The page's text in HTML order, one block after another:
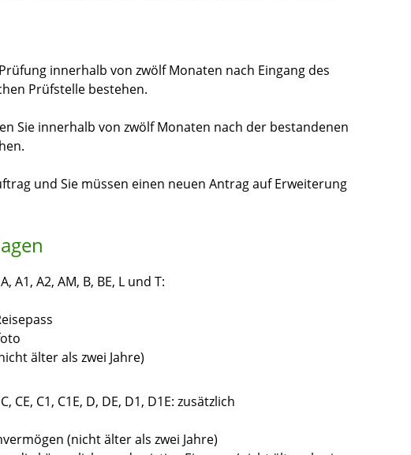
innerhalb von zwölf Monaten nach Eingang des
Prüfstelle bestehen.
Sie innerhalb von zwölf Monaten nach der bestandenen
und Sie müssen einen neuen Antrag auf Erweiterung
A1, A2, AM, B, BE, L und T:
älter als zwei Jahre)
C1, C1E, D, DE, D1, D1E: zusätzlich
(nicht älter als zwei Jahre)